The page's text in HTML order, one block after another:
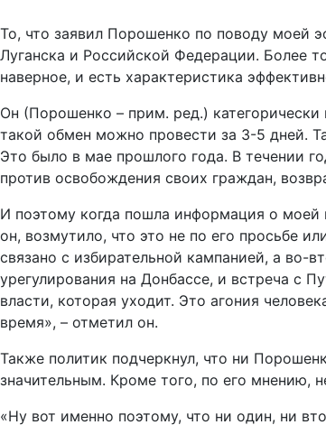
То, что заявил Порошенко по поводу моей
Луганска и Российской Федерации. Более
наверное, и есть характеристика
Он (Порошенко – прим. ред.) категорически
такой обмен можно провести за 3-5 дней.
Это было в мае прошлого года. В течении
против освобождения своих граждан,
И поэтому когда пошла информация о моей
он, возмутило, что это не по его просьбе
связано с избирательной кампанией, а во-
урегулирования на Донбассе, и встреча с
власти, которая уходит. Это агония
время», – отметил он.
Также политик подчеркнул, что ни
значительным. Кроме того, по его мнению,
«Ну вот именно поэтому, что ни один, ни